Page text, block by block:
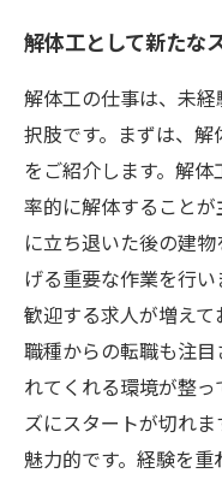
解体工として新たな
解体工の仕事は、未
択肢です。まずは、
をご紹介します。解
率的に解体すること
に立ち退いた後の建
げる重要な作業を行
歓迎する求人が増え
職種からの転職も注
れてくれる環境が整
ズにスタートが切れ
魅力的です。経験を